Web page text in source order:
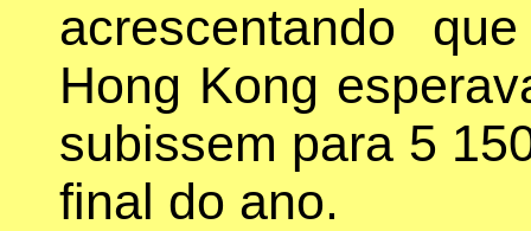
acrescentando
Hong Kong
subissem para 5
final do ano.